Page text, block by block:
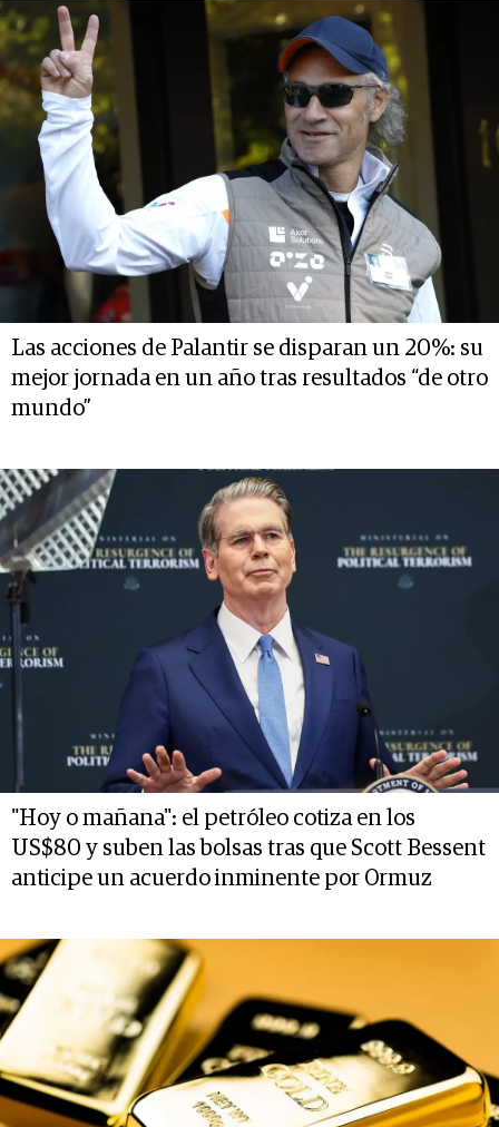
Las acciones de Palantir se disparan un 20%: su
mejor jornada en un año tras resultados “de otro
mundo”
"Hoy o mañana": el petróleo cotiza en los
US$80 y suben las bolsas tras que Scott Bessent
anticipe un acuerdo inminente por Ormuz